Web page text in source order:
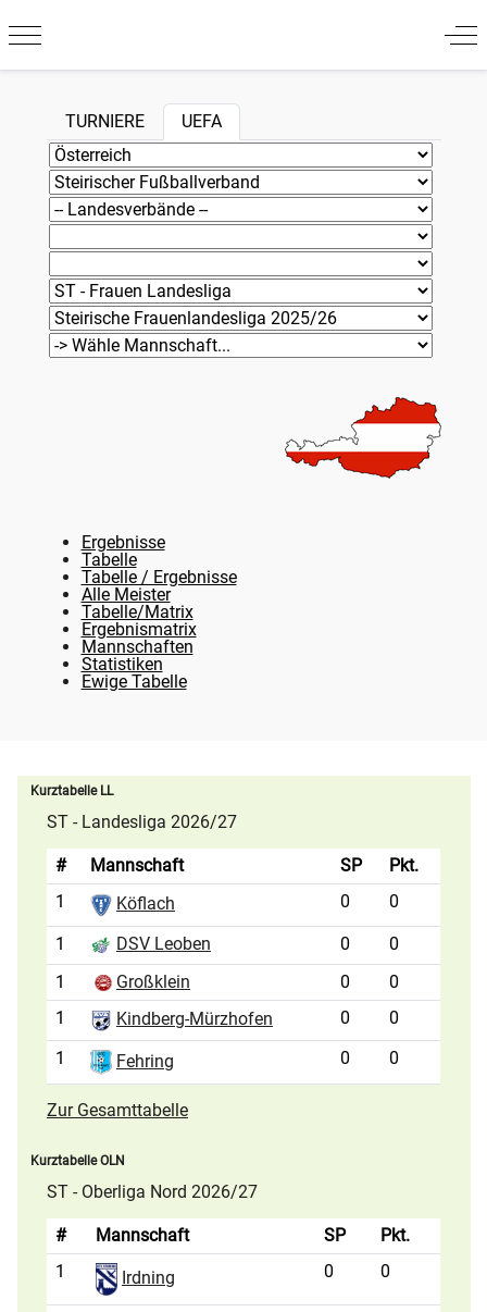
Mobile Menu Toggle
TURNIERE UEFA
Ergebnisse
Tabelle
Tabelle / Ergebnisse
Alle Meister
Tabelle/Matrix
Ergebnismatrix
Mannschaften
Statistiken
Ewige Tabelle
Kurztabelle LL
ST - Landesliga 2026/27
# Mannschaft SP
Pkt.
1
Köflach 0 0
1 DSV Leoben 0
0
1
Großklein 0
0
1
Kindberg-Mürzhofen 0
0
1
Fehring 0 0
Zur Gesamttabelle
Kurztabelle OLN
ST - Oberliga Nord 2026/27
# Mannschaft SP
Pkt.
1
Irdning 0 0